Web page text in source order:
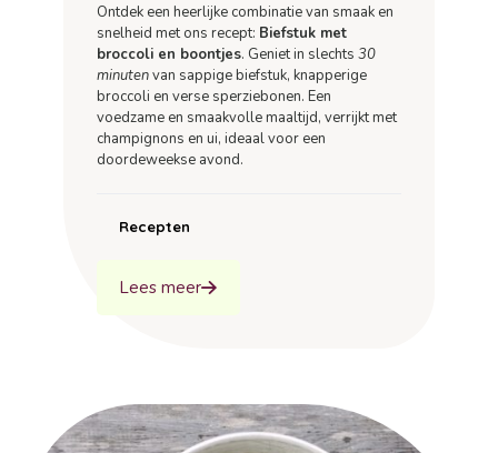
Ontdek een heerlijke combinatie van smaak en
snelheid met ons recept: Biefstuk met
broccoli en boontjes. Geniet in slechts 30
minutenvan sappige biefstuk, knapperige
broccoli en verse sperziebonen. Een
voedzame en smaakvolle maaltijd, verrijkt met
champignons en ui, ideaal voor een
doordeweekse avond.
Recepten
Lees meer